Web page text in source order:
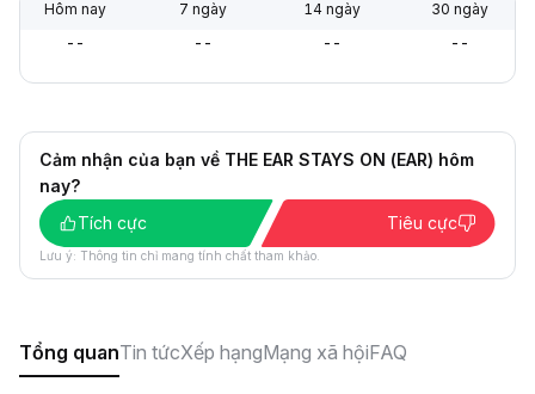
Hôm nay 7 ngày 14 ngày 30 ngày
-- -- -- --
Cảm nhận của bạn về THE EAR STAYS ON (EAR) hôm
nay?
Tích cực
Tiêu cực
Lưu ý: Thông tin chỉ mang tính chất tham khảo.
Tổng quanTin tứcXếp hạngMạng xã hộiFAQ